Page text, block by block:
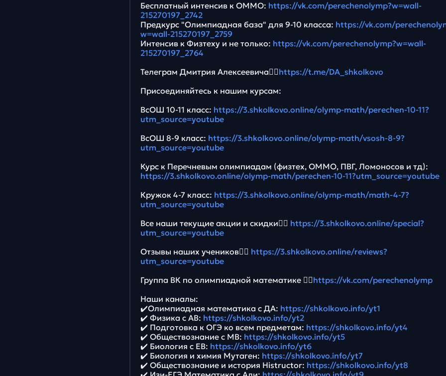
Бесплатный интенсив к ОММО: https://vk.com/perechenolymp?w=wall-
215270197_2742
Предкурс "Олимпиадная база" для 9-10 класса: https://vk.com/
w=wall-215270197_2759
Интенсив к Физтеху и не только: https://vk.com/perechenolymp?w=wall-
215270197_2764
Телеграм Дмитрия Алексеевича👉🏻https://t.me/DA_shkolkovo
Присоединяйтесь к нашим курсам:
ВсОШ 10-11 класс: https://3.shkolkovo.online/olymp-math/perechen-10-11?
utm_source=youtube
ВсОШ 8-9 класс: https://3.shkolkovo.online/olymp-math/vsosh-8-9?
utm_source=youtube
Курс к Перечневым олимпиадам (физтех, ОММО, ПВГ, Ломоносов и тд):
https://3.shkolkovo.online/olymp-math/perechen-10-11?utm_source=youtube
Кружок 4-7 класс: https://3.shkolkovo.online/olymp-math/math-4-7?
utm_source=youtube
Все наши текущие акции и скидки👉🏻 https://3.shkolkovo.online/special?
utm_source=youtube
Отзывы наших учеников👉🏻 https://3.shkolkovo.online/reviews?
utm_source=youtube
Группа ВК по олимпиадной математике 👉🏻https://vk.com/perechenolymp
Наши каналы:
✔️Олимпиадная математика с ДА: https://shkolkovo.info/yt1
✔️ Физика с АВ: https://shkolkovo.info/yt2
✔️ Подготовка к ОГЭ ко всем предметам: https://shkolkovo.info/yt4
✔️ Обществознание с МВ: https://shkolkovo.info/yt5
✔️ Биология с ЕВ: https://shkolkovo.info/yt6
✔️ Биология и химия Мутаген: https://shkolkovo.info/yt7
✔️ Обществознание и история Histructor: https://shkolkovo.info/yt8